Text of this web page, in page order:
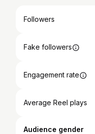
Followers
Fake followers
Engagement rate
Average Reel plays
Audience gender